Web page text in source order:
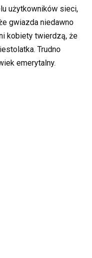
użytkowników sieci,
gwiazda niedawno
kobiety twierdzą, że
Trudno
emerytalny.